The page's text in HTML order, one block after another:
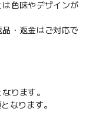
は色味やデザインが
品・返金はご対応で
ります。
なります。